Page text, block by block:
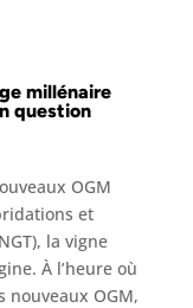
millénaire
question
OGM
et
la vigne
À l’heure où
nouveaux OGM,